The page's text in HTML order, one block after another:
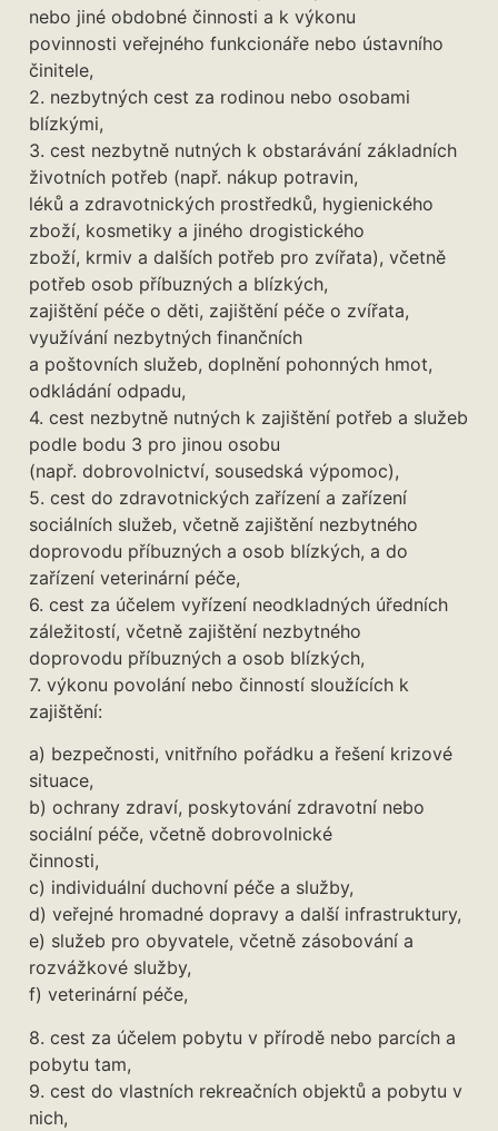
nebo jiné obdobné činnosti a k výkonu
povinnosti veřejného funkcionáře nebo ústavního
činitele,
2. nezbytných cest za rodinou nebo osobami
blízkými,
3. cest nezbytně nutných k obstarávání základních
životních potřeb (např. nákup potravin,
léků a zdravotnických prostředků, hygienického
zboží, kosmetiky a jiného drogistického
zboží, krmiv a dalších potřeb pro zvířata), včetně
potřeb osob příbuzných a blízkých,
zajištění péče o děti, zajištění péče o zvířata,
využívání nezbytných finančních
a poštovních služeb, doplnění pohonných hmot,
odkládání odpadu,
4. cest nezbytně nutných k zajištění potřeb a služeb
podle bodu 3 pro jinou osobu
(např. dobrovolnictví, sousedská výpomoc),
5. cest do zdravotnických zařízení a zařízení
sociálních služeb, včetně zajištění nezbytného
doprovodu příbuzných a osob blízkých, a do
zařízení veterinární péče,
6. cest za účelem vyřízení neodkladných úředních
záležitostí, včetně zajištění nezbytného
doprovodu příbuzných a osob blízkých,
7. výkonu povolání nebo činností sloužících k
zajištění:
a) bezpečnosti, vnitřního pořádku a řešení krizové
situace,
b) ochrany zdraví, poskytování zdravotní nebo
sociální péče, včetně dobrovolnické
činnosti,
c) individuální duchovní péče a služby,
d) veřejné hromadné dopravy a další infrastruktury,
e) služeb pro obyvatele, včetně zásobování a
rozvážkové služby,
f) veterinární péče,
8. cest za účelem pobytu v přírodě nebo parcích a
pobytu tam,
9. cest do vlastních rekreačních objektů a pobytu v
nich,